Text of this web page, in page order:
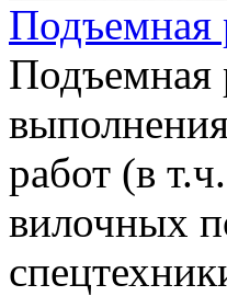
Подъемная
Подъемная
работ (в
вилочных